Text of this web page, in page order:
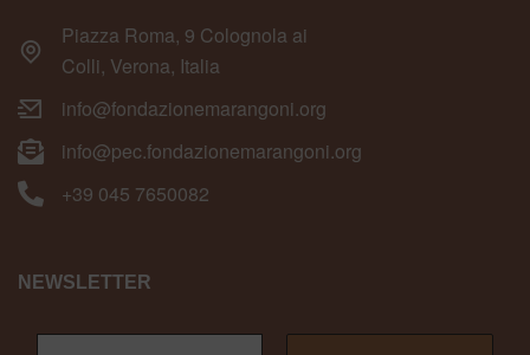
Piazza Roma, 9 Colognola ai
Colli, Verona, Italia
info@fondazionemarangoni.org
info@pec.fondazionemarangoni.org
+39 045 7650082
NEWSLETTER